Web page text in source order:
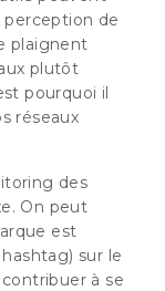
de
plaignent
plutôt
pourquoi il
réseaux
des
On peut
est
sur le
à se